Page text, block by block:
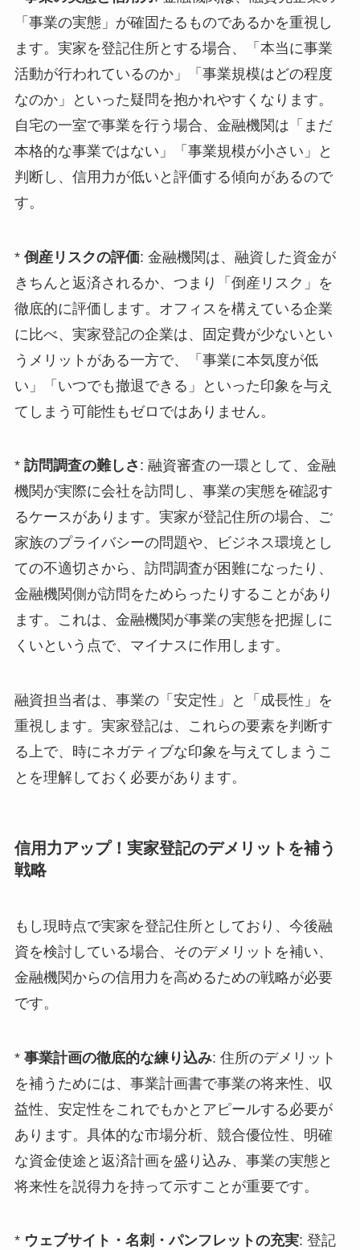
「事業の実態」が確固たるものであるかを重視し
ます。実家を登記住所とする場合、「本当に事業
活動が行われているのか」「事業規模はどの程度
なのか」といった疑問を抱かれやすくなります。
自宅の一室で事業を行う場合、金融機関は「まだ
本格的な事業ではない」「事業規模が小さい」と
判断し、信用力が低いと評価する傾向があるので
す。
* 倒産リスクの評価: 金融機関は、融資した資金が
きちんと返済されるか、つまり「倒産リスク」を
徹底的に評価します。オフィスを構えている企業
に比べ、実家登記の企業は、固定費が少ないとい
うメリットがある一方で、「事業に本気度が低
い」「いつでも撤退できる」といった印象を与え
てしまう可能性もゼロではありません。
* 訪問調査の難しさ : 融資審査の一環として、金融
機関が実際に会社を訪問し、事業の実態を確認す
るケースがあります。実家が登記住所の場合、ご
家族のプライバシーの問題や、ビジネス環境とし
ての不適切さから、訪問調査が困難になったり、
金融機関側が訪問をためらったりすることがあり
ます。これは、金融機関が事業の実態を把握しに
くいという点で、マイナスに作用します。
融資担当者は、事業の「安定性」と「成長性」を
重視します。実家登記は、これらの要素を判断す
る上で、時にネガティブな印象を与えてしまうこ
とを理解しておく必要があります。
信用力アップ！実家登記のデメリットを補う
戦略
もし現時点で実家を登記住所としており、今後融
資を検討している場合、そのデメリットを補い、
金融機関からの信用力を高めるための戦略が必要
です。
* 事業計画の徹底的な練り込み: 住所のデメリット
を補うためには、事業計画書で事業の将来性、収
益性、安定性をこれでもかとアピールする必要が
あります。具体的な市場分析、競合優位性、明確
な資金使途と返済計画を盛り込み、事業の実態と
将来性を説得力を持って示すことが重要です。
* ウェブサイト・名刺・パンフレットの充実: 登記